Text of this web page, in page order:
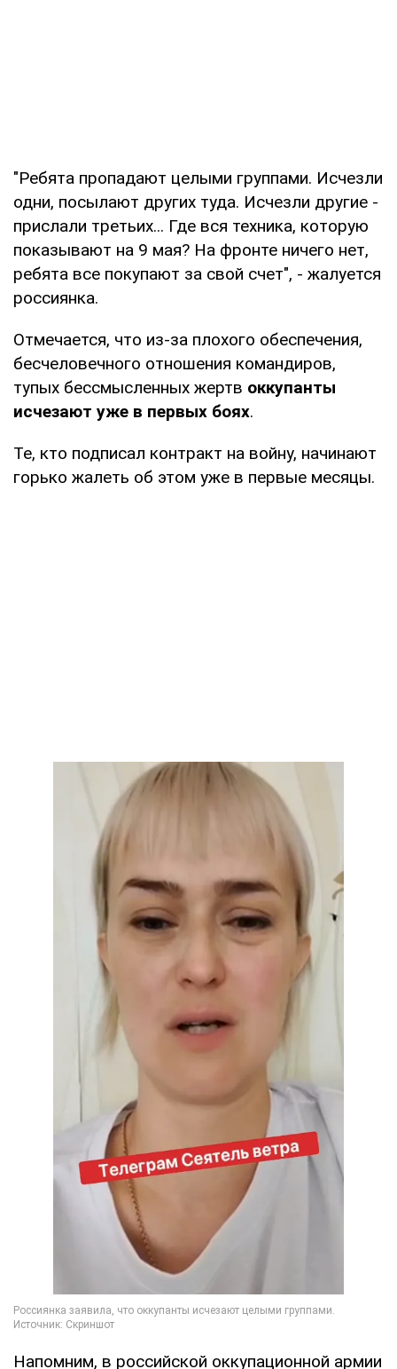
"Ребята пропадают целыми группами. Исчезли
одни, посылают других туда. Исчезли другие -
прислали третьих... Где вся техника, которую
показывают на 9 мая? На фронте ничего нет,
ребята все покупают за свой счет", - жалуется
россиянка.
Отмечается, что из-за плохого обеспечения,
бесчеловечного отношения командиров,
тупых бессмысленных жертв оккупанты
исчезают уже в первых боях.
Те, кто подписал контракт на войну, начинают
горько жалеть об этом уже в первые месяцы.
Напомним, в российской оккупационной армии